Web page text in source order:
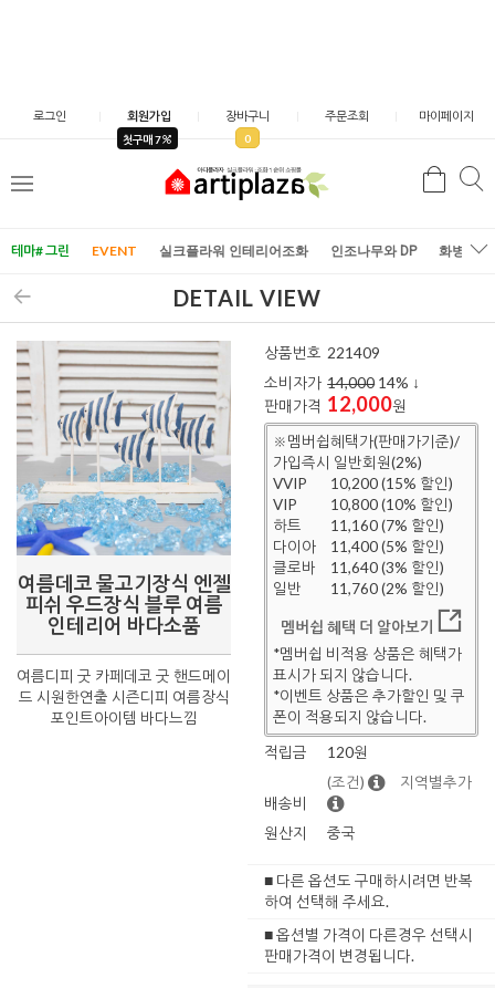
로그인 회원가입
첫구매 7
장바구니
0
주문조회 마이페이지
메
검
테마# 그린 EVENT 실크플라워 인테리어조화 인조나무와 DP 화병/화
DETAIL VIEW
여름데코 물고기장식 엔젤
피쉬 우드장식 블루 여름
인테리어 바다소품
여름디피 굿 카페데코 굿 핸드메이
드 시원한연출 시즌디피 여름장식
포인트아이템 바다느낌
상품번호 221409
소비자가 14,000 14% ↓
판매가격 12,000원
※멤버쉽혜택가(판매가기준)/
가입즉시 일반회원(2%)
VVIP
10,200 (15% 할인)
VIP
10,800 (10% 할인)
하트
11,160 (7% 할인)
다이아
11,400 (5% 할인)
클로바
11,640 (3% 할인)
일반
11,760 (2% 할인)
멤버쉽 혜택 더 알아보기
*멤버쉽 비적용 상품은 혜택가
표시가 되지 않습니다.
*이벤트 상품은 추가할인 및 쿠
폰이 적용되지 않습니다.
적립금
120원
배송비
(조건) 지역별추가
원산지 중국
■ 다른 옵션도 구매하시려면 반복
하여 선택해 주세요.
■ 옵션별 가격이 다른경우 선택시
판매가격이 변경됩니다.